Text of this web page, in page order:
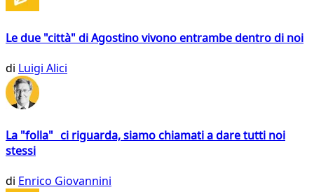
Le due "città" di Agostino vivono entrambe dentro di noi
di Luigi Alici
La "folla" ci riguarda, siamo chiamati a dare tutti noi
stessi
di Enrico Giovannini